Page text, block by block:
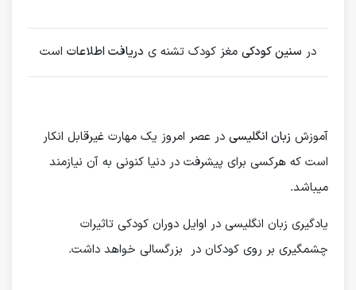
در سنین کودکی مغز کودک تشنه ی دریافت اطلاعات است
آموزش زبان انگلیسی در عصر امروز یک مهارت غیرقابل انکار
است که هرکسی برای پیشرفت در دنیا کنونی به آن نیازمند
میباشد.
یادگیری زبان انگلیسی در اوایل دوران کودکی تاثیرات
چشمگیری بر روی کودکان در بزرگسالی خواهد داشت.